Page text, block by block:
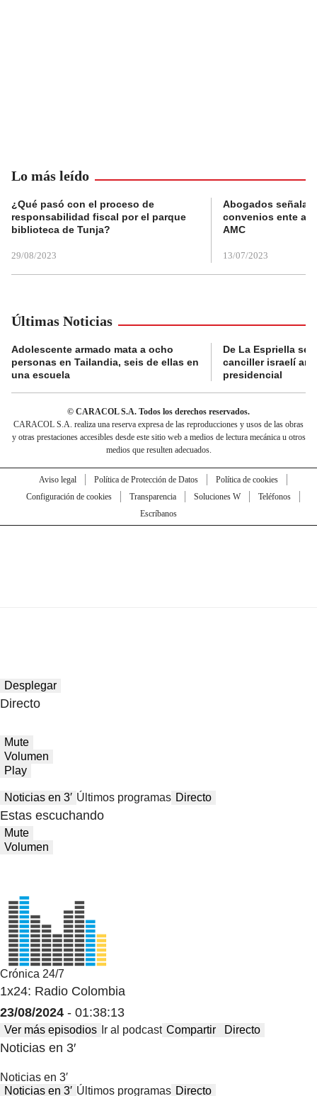
Lo más leído
¿Qué pasó con el proceso de
responsabilidad fiscal por el parque
biblioteca de Tunja?
29/08/2023
Abogados
convenios ente
AMC
13/07/2023
Últimas Noticias
Adolescente armado mata a ocho
personas en Tailandia, seis de ellas en
una escuela
De La Espriella se
canciller israelí
presidencial
© CARACOL S.A. Todos los derechos reservados.
CARACOL S.A. realiza una reserva expresa de las reproducciones y usos de las obras
y otras prestaciones accesibles desde este sitio web a medios de lectura mecánica u otros
medios que resulten adecuados.
Aviso legal Política de Protección de Datos
Política de cookies
Configuración de cookies
Transparencia Soluciones W
Teléfonos
Escríbanos
Desplegar
Directo
Mute
Volumen
Play
Noticias en 3′ Últimos programas Directo
Estas escuchando
Mute
Volumen
Crónica 24/7
1x24: Radio Colombia
23/08/2024 - 01:38:13
Ver más episodios Ir al podcast Compartir Directo
Noticias en 3′
Noticias en 3′
Noticias en 3′ Últimos programas Directo